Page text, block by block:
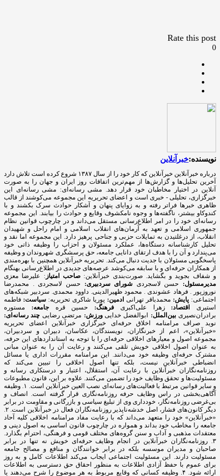
Rate this post
0
نویسنده:خبرآنلاین
درباره خبرآنلاین خبرآنلاین که کار خود را از سال ۱۳۸۷ شروع کرده است تلاش دارد
آخرین تحلیل‌ها و گزارش‌ها از مهم‌ترین اتفاقات روز ایران و جهان را به صورت
آنلاین در اختیار مخاطبان خود قرار دهد. مشی رسانه‌ای: مشی رسانه‌ای این
خبرگزاری، تحلیلی - خبری است و اعضای تحریریه این مجموعه می‌کوشند از قالب
ظاهری خبرها فراتر رفته و به زوایای پنهان و آشکار حوادث سرک بکشند و با
کندوکاو بیشتر، ناگفته‌ها و وجوه نامکشوف وقایع و حوادث را بیابند. این مجموعه
رسانه‌ای خود را در امر اطلاع‌رسانی مستقل می‌داند و در چارچوب قوانین نظام
جمهوری اسلامی و تعهد به آرمان‌های انقلاب اسلامی و امام راحل و شهیدان
انقلاب، از درغلتیدن به تمایلات حزبی و جناحی پرهیز دارد. این مجموعه اما نقد و
تحلیل کارشناسانه دستگاه‌ها، عملکرد مسئولان و احزاب را وظیفه ذاتی خود
می‌پندارد و آن را با هدف ارتقای دانایی جامعه، حق پرسشگری شهروندان و وظیفه
پاسخگویی مسئولان با جدیت دنبال می‌کند. تحریریه خبرآنلاین همچنین با بهره‌مندی
از همکاران حرفه‌ای و با سابقه می‌کوشد عرصه‌های جدیدی در اطلاع‌رسانی بهنگام
و شفاف بجوید و بگشاید. صورت‌بندی خبرآنلاین:صاحب امتیاز : علیرضا معزی
مدیرمسئول: حسن لاسجردی شورای سردبیری: حسن لاسجردی . محمدرضا
نوروزپور . فرهاد عشوندی . محمود ظهیرالدینی. داوود محمدی. سردبیر شبکه‌های
اجتماعی: پایش: محمدباقر تهرانی ادمین: پوریا شاکری تحریریه: سیاست: فاطمه
استیری اقتصاد: زهرا علی‌اکبری فرهنگ: حسین قرهجامعه: مستوره
برادران‌نصیری بین‌الملل: ابوالفضل خداییورزش: مرتضی رضایی چند رسانه‌ای:
نوید صراف مرامنامه اخلاق حرفه‌ای خبرگزاری خبرآنلاین اعضای تحریریه «خبرآنلاین»، اعم از خبرنگاران، نویسندگان، عکاسان، دبیران و سردبیران، مجموعه اصول و معیارهای اخلاقی حرفه‌ای را با توجه به استانداردهای ‌این حرفه، به عنوان اصول اخلاقی خویش تلقی می‌کنند و رعایت آن را به عنوان مبانی مشترک حرفه‌ای وظیفه خود می‌دانند. این مرامنامه مقررات اداری یا مسائل انضباطی خبرآنلاین نیست، بلکه تنها اصول اخلاقی را تبیین می‌کند که روزنامه‌نگاران خبرآنلاین با رعایت آن، استقلال، اعتبار و درستکاری رسانه و مسئولیت‌ها و تحقق وظایف خود را تضمین می‌کنند. علاوه بر این، قانون مطبوعات و سایر قوانین مرتبط با فعالیت‌های رسانه‌ای نصب العین خبرآنلاین است. ۱. وظیفه آگاهی‌بخشی در راس وظایف حرفه روزنامه‌نگاری قرار گرفته است. انصاف و بی‌غرضی روزنامه‌نگار، خودداری وی از تبلیغ سیاسی و بازرگانی و مقاومت در برابر دیگر کانون‌های فشار، اصل خدشه‌ناپذیر روزنامه‌نگاران فعال در خبرآنلاین است. ۲. «خبرآنلاین» خود را متعهد می‌داند که با رعایت مفاد مرامنامه اخلاقی کلیه آحاد جامعه را مخاطب خود بداند و همواره در چارچوب قانون اساسی به اصول دینی و معتقدات مذهبی و آداب و سنن گروه‌های مختلف قومی و فرهنگی، احترام بگذارد. ۳. روزنامه‌نگاران خبرآنلاین در انجام وظایف حرفه‌ای خویش نه تنها در برابر صاحبان و مدیران موسسه بلکه در برابر خوانندگان و منافع و مصالح جامعه مسئولیت دارند.‌ این مسئولیت اجتماعی‌ ایجاب می‌کند اطلاعات کامل و به روز برای عموم با حفظ آزادی اطلاعات به منظور احقاق حق دسترسی به اطلاعات ارائه شود. ۴. وظیفه کسانی که وقایع مربوط به هر موضوع را شرح می‌دهند یا تفسیر می‌کنند این است که دانش لازم را درباره آن موضوع به نحوی که گزارش‌دهی و تفسیر به صورت دقیق و منصفانه امکان‌پذیر باشد کسب کنند. ۵. رسالت اجتماعی حرفه روزنامه‌نگاری‌ ایجاب می‌کند که روزنامه‌نگار همیشه در خدمت کشف و بیان حقیقت باشد. به موجب ‌این اصل، «خبرآنلاین» خود را متعهد می‌داند تا حد ممکن آنچه را که به راستی روی داده است و در آن شائبه دروغ راه ندارد، منعکس کند. ۶. روزنامه‌نگاران «خبرانلاین» خود را موظف می‌دانند در صورت ارتکاب به اشتباه، هرچه سریع‌تر آن را اصلاح کنند. اگر چه کار روزنامه‌نگاری با سرعت عمل همراه است،‌ این الزام نباید مانع کوشش و جست‌وجو برای پی‌بردن به صحت و سقم اطلاعات شود. همچنین بروز هر اشتباهی را به سرعت اطلاع می‌دهند و آن را در روزنامه تصحیح می‌کنند. ۷. خبرنگاران و نویسندگان «خبرآنلاین» بدون دخالت در ماجرا یا پیش‌فرض‌های خود، خبر و گزارش را تهیه و تنظیم می‌کنند. در عین حال «بی‌طرفی» به معنی بی‌نظر بودن «خبرآنلاین» و نویسندگان آن در قبال رویدادها نیست و روزنامه‌نگاران نظرات خود را در مقالاتی که تفسیر و تحلیلشان از مسائل است، بیان می‌کنند. ۸. روزنامه‌نگاران فعال در «خبرآنلاین» در انتشار مصاحبه‌های اختصاصی به حقوق مصاحبه‌شونده خود احترام می‌گذارند و متن تنظیمی مصاحبه را با رعایت حداکثر امانت‌داری منتشر می‌کنند. ضمنا در صورت درخواست مصاحبه‌شونده، ‌متن نهایی را به نظر او می‌رسانند و اصلاحات مورد نظر را اعمال و حتی در صورت انصراف وی از انتشار مصاحبه خودداری می‌کنند. ۹. به منظور رعایت حقوق مادی و معنوی خالقان و صاحبان آثار، خبرنگاران و نویسندگان «خبرآنلاین» حاصل کار دیگران را بدون ذکر منبع و در صورت لزوم کسب اجازه، باز انتشار نمی‌کنند. امضای یک روزنامه‌نگار تنها پای مطلبی قرار می‌گیرد که حاصل کار خود اوست. هرگونه سرقت ادبی، مخدوش ساختن متن‌ها، تصاویر، اسناد و نیز حذف اطلاعات اساسی مربوط به رویدادها نزد روزنامه‌نگاران «خبرآنلاین» مذموم و مطرود است. ۱۰. حریم خصوصی افراد محترم است و نباید بدون اجازه به آن وارد شد. روزنامه‌نگاران و نویسندگان «خبرآنلاین» با توجه خاص به حیثیت شخصی و زندگی خصوصی افراد، از تمامی مواردی که ممکن است با انتشار مطلب یا خبر آن به حیثیت افراد لطمه وارد آورد، اکیدا پرهیز می‌کنند. ۱۱. روزنامه‌نگاران و نویسندگان «خبرآنلاین» ادبیات پالوده و قلم متین را از مهم‌ترین ویژگی‌های خود می‌دانند و از لحن گزنده یا کلمات توهین‌آمیز علیه هیچ شخص یا نهادی، چه در خبر یا گزارش و چه در نظر، استفاده نمی‌کنند. ۱۲. روزنامه‌نگاران «خبرآنلاین» به طور مخفیانه از دوربین، میکروفن و یا دستگاه‌های ضبط صوت استفاده نخواهند کرد، مگر در زمانی که حق قانونی روزنامه‌نگار است، اما آشکارسازی لوازم فوق برای او مخاطره‌آمیز باشد. ۱۳. روزنامه‌نگاران «خبرآنلاین» برای کسب خبر، صریحا خود را روزنامه‌نگار معرفی می‌کنند و هرگز همچون کارآگاه یا جاسوس عمل نمی‌کنند. آنان همچنین از تحت فشار قرار دادن افراد برای کسب خبر پرهیز می‌کنند. ۱۴. روزنامه‌نگاران «خبرآنلاین» ضمن وقوف به آزادی خبر، تفسیر و انتقاد، می‌توانند از افشای منبع اطلاعات به جز صراحتی که قانون مطبوعات دارد (دستور مقام قضایی) خودداری کنند. محرمانه نگاه داشتن هویت منابعی که «خبرانلاین» نمی‌خواهد شناخته شوند، نافی ‌این اصل نیست که منابع خبری، جز در موارد استثنایی، باید به روشن‌ترین وجه معرفی شوند. از سوی دیگر ممکن است ناشناس ماندن اظهارکننده یک مطلب برای او فرصتی غیرمنصفانه فراهم آورد تا علیه دیگران سخن بگوید. در این صورت «خبرآنلاین» از انتشار اظهارات علیه دیگران توسط منبعی که نامش فاش نشود، پرهیز می‌کند. ۱۵. اولین و مهم‌ترین دغدغه روزنامه‌نگاران «خبرآنلاین»، تلاش در جهت ارتقای سطح کیفی وکمی مطالب «خبرآنلاین» است.‌ این بدان معناست که توفیق «خبرآنلاین» در تهیه و انتشار اخبار و گزارش‌های دست اول نتیجه تلاش‌های بی‌وقفه روزنامه‌نگاران آن است. ۱۶. روزنامه‌نگاران «خبرآنلاین» به حق دسترسی به مطالب، اخبار و گزارش‌های جمع‌آوری شده واقفند و پیش از انتشار مطالب تهیه شده مبادرت به فروش، واگذاری و افشای بخشی یا تمام آن مطلب به افراد خارج از خبرآنلاین علی‌الخصوص رسانه های رقیب، دوستان و وابستگان نزدیک خود نخواهند کرد. آنان با آگاهی کامل از خط‌مشی و سیاست‌های کلی روزنامه، متعهدانه و وفادارانه در جهت پیشبرد ‌این اهداف گام برمی‌دارند. ۱۷. روزنامه‌نگاران «خبرآنلاین» نام و عنوان «خبرآنلاین» را مورد استفاده شخصی قرار نمی‌دهند. آنان کارت‌های خبرنگاری خود را تنها در مواقع کسب خبر و امور مرتبط با حرفه خود یا ورود به سازمان‌های دولتی یا خصوصی به کار می‌گیرند. ۱۸. اظهارنظر نسبت به شخصیت‌های مورد توجه مخاطبان از جمله هنرمندان و ورزشکاران در قالب گفت‌وگو و یا نوشته از سوی روزنامه‌نگاران نباید کیفیت محتوا را تا سرحد نشریات زرد پایین آورد. ۱۹. از آنجا که کسب اخبار دست اول و انتشار آن یکی از ویژگی‌های بارز رسانه‌هاست و ‌این فرآیند منجر به جذب مخاطب بیشتر برای یک رسانه می‌شود، روزنامه‌نگاران «خبرآنلاین»، تمامی رسانه‌های خبری دیگر اعم از رسانه‌های چاپی، الکترونیکی، تصویری و صوتی را که در جهت تضاد و یا حتی همسو با رسانه خود هستند رقیب حرفه‌ای می‌انگارند و بر ‌این اساس، همکاری و فعالیت با آنان (در هر سطحی) را بدون مشورت و صلاحدید حوزه سردبیری، مغایر با تعهدات اخلاقی و حرفه‌ای می‌دانند. ۲۰. ارائه هرگونه اطلاعات محرمانه داخلی و اداری خبرآنلاین مغایر با وجدان و مسئولیت اخلاقی و حرفه‌ای روزنامه‌نگاران در قبال مجموعه خبرآنلاین است. ۲۱. داشتن صفحات شخصی در فضای مجازی حق مسلم هر فرد است. روزنامه‌نگاران «خبرآنلاین» نیز ازاین قاعده مستثنی نیستند. مهم نیست که تا چه میزان تلاش می‌کنند مطالبشان متمایز از مطالب موجود در خبرآنلاین باشد؛ بلکه نکته‌ اینجاست که به‌ هر حال مخاطبان، آنها را به عنوان روزنامه‌نگاران «خبرآنلاین» می‌شناسند و دیدگاه‌ها و نظراتشان را مرتبط با خط‌مشی آن تلقی می‌کنند. با علم به‌ این موضوع، روزنامه‌نگاران «خبرآنلاین» هرگونه فعالیت مجازی، حضور در شبکه های اجتماعی و یا مصاحبه و سخنرانی بدون در نظر گرفتن صلاحدید خبرآنلاین را مغایر با وجدان اخلاقی و حرفه‌ای خود می‌دانند. ۲۲. روزنامه‌نگاران فعال در «خبرآنلاین» از نوشتن در مورد مسائلی که نفع مستقیم مادی برای آنها و وابستگانشان دارند، پرهیز می‌کنند. از اطلاعاتی که به واسطه شغلشان به دست می‌آورند برای کسب منافع مالی و اقتصادی استفاده نمی‌کنند و این اطلاعات را به‌ این منظور در اختیار بستگان یا دوستانشان قرار نمی‌دهند. ۲۳. هرگونه مشارکت و همکاری تعهدآور با سازمان‌های حوزه فعالیت خود (اعم از استخدام، همکاری پاره‌وقت، انجام پروژه‌های مشترک و ارائه مشاوره و غیره) از نظر روزنامه‌نگاران «خبرآنلاین» مورد پذیرش نیست. چرا که ‌این نوع وابستگی‌ها به سازمان‌هایی که تحت پوشش خبری ‌این رسانه قرار دارند، بدون شک دیدگاه‌ها و نظرات روزنامه‌نگاران را به مرور زمان تحت‌ تاثیر خود قرار می‌دهد و از بازده کاری آنان می‌کاهد. ۲۴. روزنامه‌نگاران فعال در «خبرآنلاین» در مورد پذیرش هدایایی که از طرف اشخاص یا سازمان‌ها و نهادها ارائه می‌شود احتیاط می‌کنند. هر هدیه‌ای که ‌این شائبه را به وجود ‌آورد که در قبال آن انتظار همدلی به هنگام تهیه مطلب وجود دارد فورا پس داده می‌شود. اگر به روزنامه‌نگاری مستقیما پیشنهاد همکاری در قبال دریافت هدیه ارائه شد، موضوع را به مدیران مجموعه اطلاع می‌دهد و چنین موضوعی ممکن است بنا به صلاحدید سردبیر به اطلاع خوانندگان برسد. در عین حال روزنامه‌نگاران فعال در «خبرانلاین» هدایای ارزان‌قیمتی را که با «حسن نیت» ارائه می‌شود با احترام می‌پذیرند. هدایای گران‌تر را محترمانه باز می‌گردانند یا در اختیار روزنامه قرار می‌دهند تا به مصارف عمومی برسد. جوایز و هدایای بزرگداشت رسمی روزنامه‌نگاری از ‌این قاعده مستثنی است. ۲۵. روزنامه‌نگاران فعال « خبرآنلاین» سفرهایی را که هزینه آن به عهده سازمان و نهاد خاصی است قبول نمی‌کنند مگر با اجازه روزنامه و در صورت مهم بودن اطلاعاتی که قرار است در سفر جمع‌آوری شود. تبیین مواضع خبرگزاری «خبرآنلاین»: چگونه اصولگرایانی هستیم؟ با توجه به دوقطبی موجود ،‌ ما به اصولگرایان تعلق داریم و بدیهی است به اصول مشترک، باورمند و ملتزمیم که به دلیل رعایت اختصار از شرح آن صرف نظر می شود . آن چه در زیر می آید ما را از سایر جریان ها بویژه جریان غیر اصولگرایی متمایز می سازد؛ در عین حال با عنایت به گستردگی طیف اصولگرایی ، به برخی تفاوت برداشت های ما با سایر عزیزانی که در این طیف تعریف می شوند اشاره شده است: ۱. اصول مشترک جبهه اصولگرایان اعتقاد و التزام به اسلام ، انقلاب ، نظام ، امام و رهبری است. هر جریان یا فردی که به این اصول واقعا معتقد و ملتزم باشد و قرائت او از این اصول براساس قرائت رهبری باشد ، اصولگراست ، هر چند درسایر مسائل دارای سلوک، نظرات و سلیقه های متفاوتی باشد . به عبارت بهتر ، نقطه کانونی همه اصولگرایان، بینش واحد است و تمایزات آنها فقط در روش و منش نمود می یابد. ۲. پرده پوشی وکتمان انتقاد به همه دستگاه های کشور را، حتی آنهایی که توسط اصولگرایان اداره می شوند روا نمی دانیم و تمجیدات بی مبنا را ‌مصداق تعصب جاهلی قلمداد می کنیم. ۳. اتکای برخی سیاسیون به رسانه های فارسی زبان بیگانه علاوه برآن که نوعی توهین به رسانه های داخلی قلمداد می شود ،‌ مصداق حدیث خانواده را نزد غیربردن است. نباید فراموش کنیم اساس تاسیس رسانه های فارسی زبان توسط دولت های مخالف ایران ، فعالیت حرفه ای نیست و بنابراین یک عنصر هوشمند و دلسوز منافع ملی، تحت هیچ شرایطی، حتی بی مهری عامدانه ، بازیچه نمی شود و در این دام نمی افتد. ۴. معتقدیم می توان با افراد و افکارمخالف بود و مرزبندی داشت ولی در عین حال آنان را محترم شمرد. ادبیات دور از ادب را نشانه صراحت یا انقلابی گری نمی دانیم. ۵. بسنده کردن به افراد همجور را نوعی تعصب قبیله ای می شماریم که ضمنا کیان کشور را نیز به مخاطره افکند. بر همین منوال با خط کشی های سیاه و سفیدکه به رادیکالیسم دامن می زند موافق نیستیم. خود و